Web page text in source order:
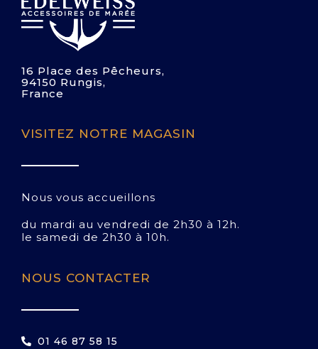
16 Place des Pêcheurs,
94150 Rungis,
France
VISITEZ NOTRE MAGASIN
Nous vous accueillons
du mardi au vendredi de 2h30 à 12h.
le samedi de 2h30 à 10h.
NOUS CONTACTER
01 46 87 58 15